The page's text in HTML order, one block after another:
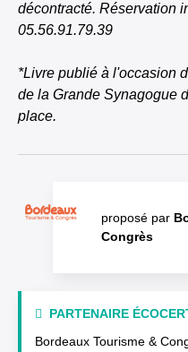
décontracté. Réservation
05.56.91.79.39
*Livre publié à l'occasion
de la Grande Synagogue
place.
proposé par
Congrès
PARTENAIRE
Bordeaux Tourisme &